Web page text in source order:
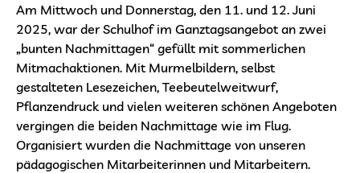
Am Mittwoch und Donnerstag, den 11. und 12. Juni
2025, war der Schulhof im Ganztagsangebot an zwei
„bunten Nachmittagen“ gefüllt mit sommerlichen
Mitmachaktionen. Mit Murmelbildern, selbst
gestalteten Lesezeichen, Teebeutelweitwurf,
Pflanzendruck und vielen weiteren schönen Angeboten
vergingen die beiden Nachmittage wie im Flug.
Organisiert wurden die Nachmittage von unseren
pädagogischen Mitarbeiterinnen und Mitarbeitern.